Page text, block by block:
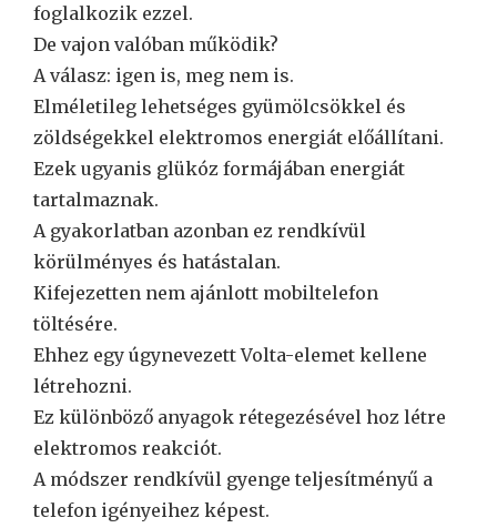
foglalkozik ezzel.
De vajon valóban működik?
A válasz: igen is, meg nem is.
Elméletileg lehetséges gyümölcsökkel és
zöldségekkel elektromos energiát előállítani.
Ezek ugyanis glükóz formájában energiát
tartalmaznak.
A gyakorlatban azonban ez rendkívül
körülményes és hatástalan.
Kifejezetten nem ajánlott mobiltelefon
töltésére.
Ehhez egy úgynevezett Volta-elemet kellene
létrehozni.
Ez különböző anyagok rétegezésével hoz létre
elektromos reakciót.
A módszer rendkívül gyenge teljesítményű a
telefon igényeihez képest.